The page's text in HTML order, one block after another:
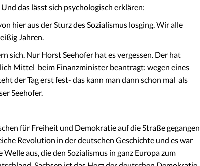
das lässt sich psychologisch erklären:
hier aus der Sturz des Sozialismus losging. Wir alle
Jahren.
sich. Nur Horst Seehofer hat es vergessen. Der hat
Mittel beim Finanzminister beantragt: wegen eines
der Tag erst fest- das kann man dann schon mal als
Seehofer.
für Freiheit und Demokratie auf die Straße gegangen
Revolution in der deutschen Geschichte und es war
aus, die den Sozialismus in ganz Europa zum